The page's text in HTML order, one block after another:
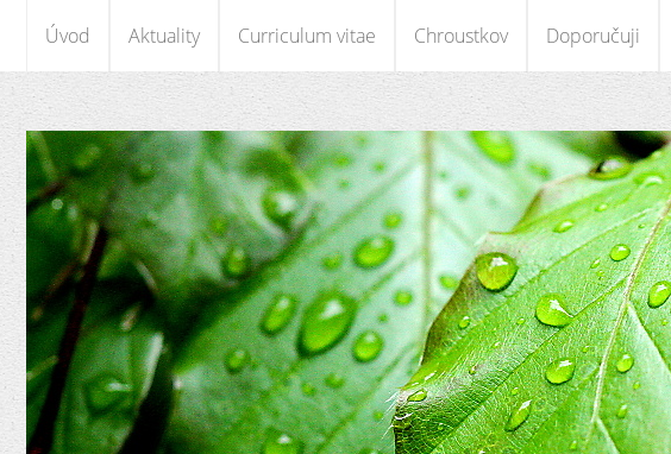
Úvod Aktuality Curriculum vitae Chroustkov Doporučuji